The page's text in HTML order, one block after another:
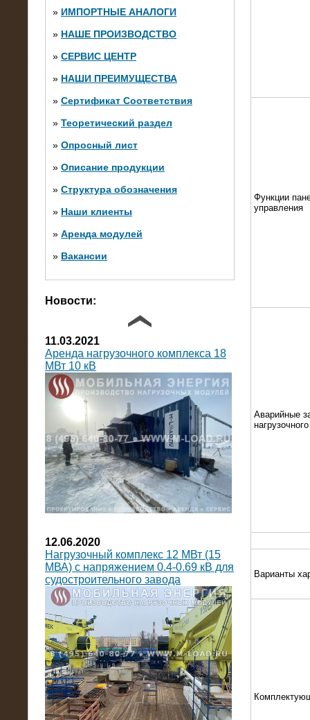
» ИМПОРТНЫЕ АНАЛОГИ
» НАШЕ ПРОИЗВОДСТВО
» СЕРВИС ЦЕНТР
» НАШИ ПРЕИМУЩЕСТВА
» Сертификат Соответствия
» Теоретический раздел
» Опросный лист
» Описание продукции
» Структура обозначения
» Наши клиенты
» Аренда модулей
» Вакансии
Новости:
10.10.2014
Нагрузочный комплекс 20 МВт в 2
яруса (напряжение 6-10 кВ)
11.03.2021
Аренда нагрузочного комплекса 18
МВт 10 кВ
12.06.2020
Нагрузочный комплекс 12 МВт (15
МВА) с напряжением 0.4-0.69 кВ для
судостроительного завода
Функции
управления
Аварийные
Варианты